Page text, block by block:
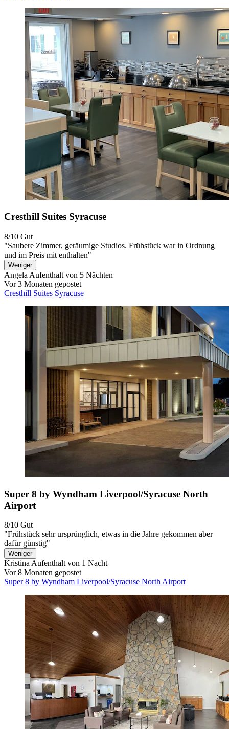
Cresthill Suites Syracuse
8/10 Gut
"Saubere Zimmer, geräumige Studios. Frühstück war in Ordnung
und im Preis mit enthalten"
Weniger
Angela Aufenthalt von 5 Nächten
Vor 3 Monaten gepostet
Cresthill Suites Syracuse
Super 8 by Wyndham Liverpool/Syracuse North
Airport
8/10 Gut
"Frühstück sehr ursprünglich, etwas in die Jahre gekommen aber
dafür günstig"
Weniger
KristinaAufenthalt von 1 Nacht
Vor 8 Monaten gepostet
Super 8 by Wyndham Liverpool/Syracuse North Airport